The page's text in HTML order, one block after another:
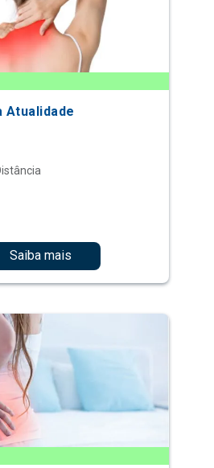
Atualidade
Saiba mais